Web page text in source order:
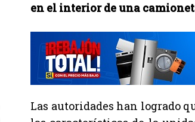
en el interior de una
Las autoridades han logrado